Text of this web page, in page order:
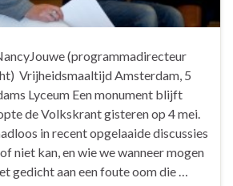
(programmadirecteur
Vrijheidsmaaltijd Amsterdam, 5
Lyceum Een monument blijft
de Volkskrant gisteren op 4 mei.
in recent opgelaaide discussies
niet kan, en wie we wanneer mogen
gedicht aan een foute oom die …